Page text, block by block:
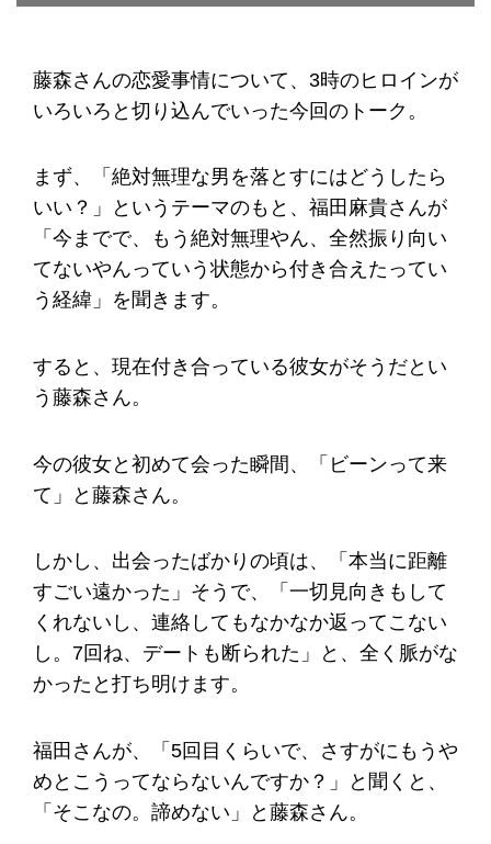
藤森さんの恋愛事情について、3時のヒロインが
いろいろと切り込んでいった今回のトーク。
まず、「絶対無理な男を落とすにはどうしたら
いい？」というテーマのもと、福田麻貴さんが
「今までで、もう絶対無理やん、全然振り向い
てないやんっていう状態から付き合えたってい
う経緯」を聞きます。
すると、現在付き合っている彼女がそうだとい
う藤森さん。
今の彼女と初めて会った瞬間、「ビーンって来
て」と藤森さん。
しかし、出会ったばかりの頃は、「本当に距離
すごい遠かった」そうで、「一切見向きもして
くれないし、連絡してもなかなか返ってこない
し。7回ね、デートも断られた」と、全く脈がな
かったと打ち明けます。
福田さんが、「5回目くらいで、さすがにもうや
めとこうってならないんですか？」と聞くと、
「そこなの。諦めない」と藤森さん。